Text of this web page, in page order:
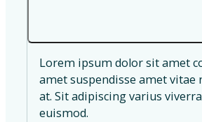
Lorem ipsum dolor sit amet
amet suspendisse amet vitae
at. Sit adipiscing varius
euismod.